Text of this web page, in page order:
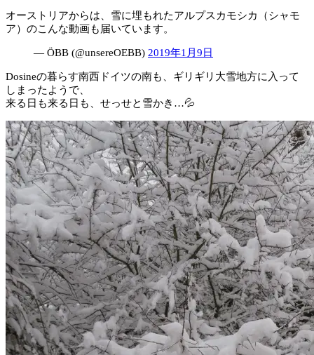
オーストリアからは、雪に埋もれたアルプスカモシカ（シャモ
ア）のこんな動画も届いています。
— ÖBB (@unsereOEBB) 2019年1月9日
Dosineの暮らす南西ドイツの南も、ギリギリ大雪地方に入って
しまったようで、
来る日も来る日も、せっせと雪かき…💦